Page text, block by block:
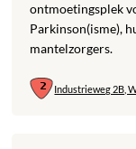
ontmoetingsplek
Parkinson(isme),
mantelzorgers.
Industrieweg 2B,